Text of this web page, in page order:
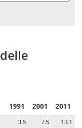
1991 2001 2011
3.5 7.5
13.1